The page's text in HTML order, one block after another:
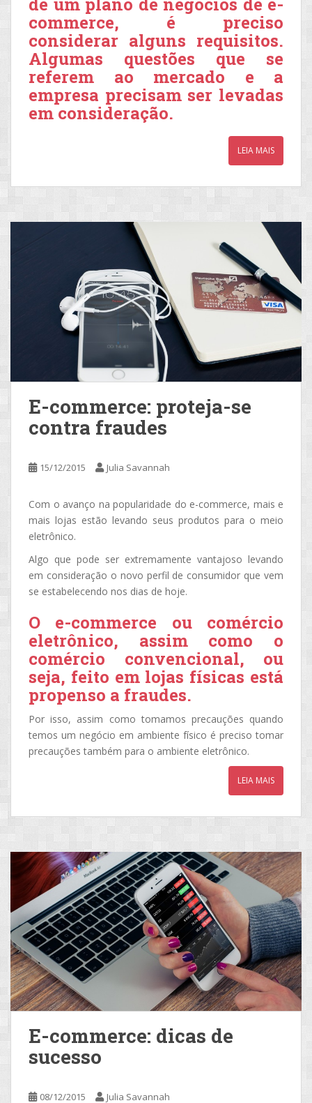
commerce, é preciso
considerar alguns requisitos.
Algumas questões que se
referem ao mercado e a
empresa precisam ser levadas
em consideração.
LEIA MAIS
E-commerce: proteja-se
contra fraudes
15/12/2015 Julia Savannah
Com o avanço na popularidade do e-commerce, mais e
mais lojas estão levando seus produtos para o meio
eletrônico.
Algo que pode ser extremamente vantajoso levando
em consideração o novo perfil de consumidor que vem
se estabelecendo nos dias de hoje.
O e-commerce ou comércio
eletrônico, assim como o
comércio convencional, ou
seja, feito em lojas físicas está
propenso a fraudes.
Por isso, assim como tomamos precauções quando
temos um negócio em ambiente físico é preciso tomar
precauções também para o ambiente eletrônico.
LEIA MAIS
E-commerce: dicas de
sucesso
08/12/2015 Julia Savannah